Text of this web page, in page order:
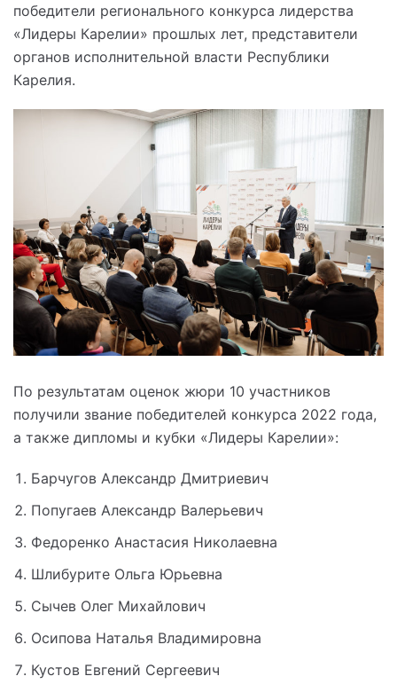
победители регионального конкурса лидерства
«Лидеры Карелии» прошлых лет, представители
органов исполнительной власти Республики
Карелия.
По результатам оценок жюри 10 участников
получили звание победителей конкурса 2022 года,
а также дипломы и кубки «Лидеры Карелии»:
Барчугов Александр Дмитриевич
Попугаев Александр Валерьевич
Федоренко Анастасия Николаевна
Шлибурите Ольга Юрьевна
Сычев Олег Михайлович
Осипова Наталья Владимировна
Кустов Евгений Сергеевич